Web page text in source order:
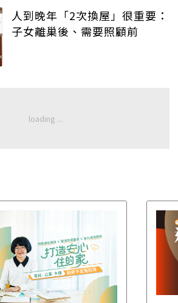
人到晚年「2次換屋」很重要：
子女離巢後、需要照顧前